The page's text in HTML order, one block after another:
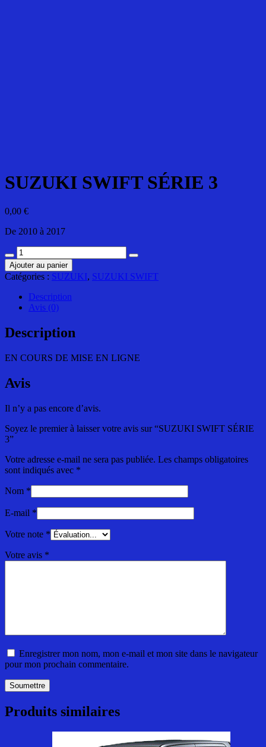
SUZUKI SWIFT SÉRIE 3
0,00 €
De 2010 à 2017
quantité
de
SUZUKI
SWIFT
SÉRIE
3
Ajouter au panier
Catégories : SUZUKI, SUZUKI SWIFT
Description
Avis (0)
Description
EN COURS DE MISE EN LIGNE
Avis
Il n’y a pas encore d’avis.
Soyez le premier à laisser votre avis sur “SUZUKI SWIFT SÉRIE
3”
Votre adresse e-mail ne sera pas publiée. Les champs obligatoires
sont indiqués avec *
Nom *
E-mail *
Votre note *
Votre avis *
Enregistrer mon nom, mon e-mail et mon site dans le navigateur
pour mon prochain commentaire.
Produits similaires